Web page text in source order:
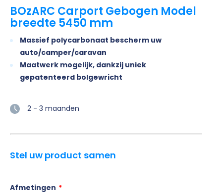
BOzARC Carport Gebogen Model
breedte 5450 mm
Massief polycarbonaat bescherm uw
auto/camper/caravan
Maatwerk mogelijk, dankzij uniek
gepatenteerd bolgewricht
2 - 3 maanden
Stel uw product samen
*
Afmetingen